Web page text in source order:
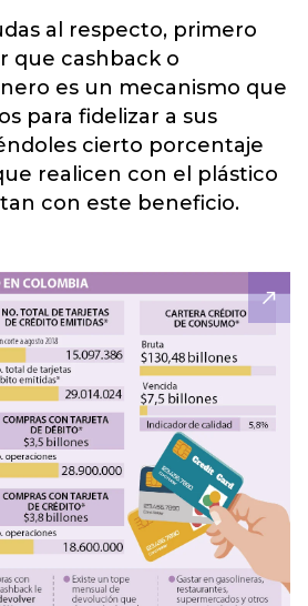
al respecto, primero
que cashback o
es un mecanismo que
para fidelizar a sus
cierto porcentaje
realicen con el plástico
con este beneficio.